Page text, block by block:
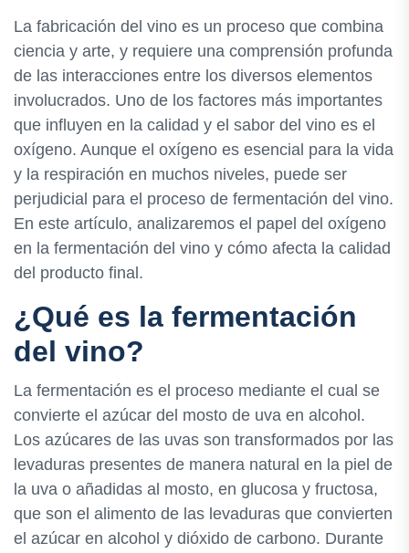
La fabricación del vino es un proceso que combina
ciencia y arte, y requiere una comprensión profunda
de las interacciones entre los diversos elementos
involucrados. Uno de los factores más importantes
que influyen en la calidad y el sabor del vino es el
oxígeno. Aunque el oxígeno es esencial para la vida
y la respiración en muchos niveles, puede ser
perjudicial para el proceso de fermentación del vino.
En este artículo, analizaremos el papel del oxígeno
en la fermentación del vino y cómo afecta la calidad
del producto final.
¿Qué es la fermentación
del vino?
La fermentación es el proceso mediante el cual se
convierte el azúcar del mosto de uva en alcohol.
Los azúcares de las uvas son transformados por las
levaduras presentes de manera natural en la piel de
la uva o añadidas al mosto, en glucosa y fructosa,
que son el alimento de las levaduras que convierten
el azúcar en alcohol y dióxido de carbono. Durante